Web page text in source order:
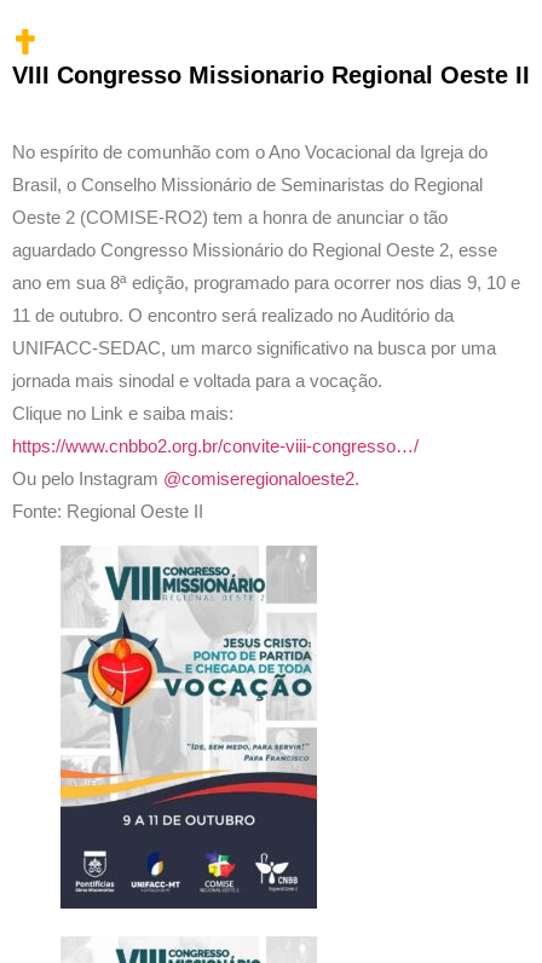
VIII Congresso Missionario Regional Oeste II
No espírito de comunhão com o Ano Vocacional da Igreja do
Brasil, o Conselho Missionário de Seminaristas do Regional
Oeste 2 (COMISE-RO2) tem a honra de anunciar o tão
aguardado Congresso Missionário do Regional Oeste 2, esse
ano em sua 8ª edição, programado para ocorrer nos dias 9, 10 e
11 de outubro. O encontro será realizado no Auditório da
UNIFACC-SEDAC, um marco significativo na busca por uma
jornada mais sinodal e voltada para a vocação.
Clique no Link e saiba mais:
https://www.cnbbo2.org.br/convite-viii-congresso…/
Ou pelo Instagram @comiseregionaloeste2.
Fonte: Regional Oeste II